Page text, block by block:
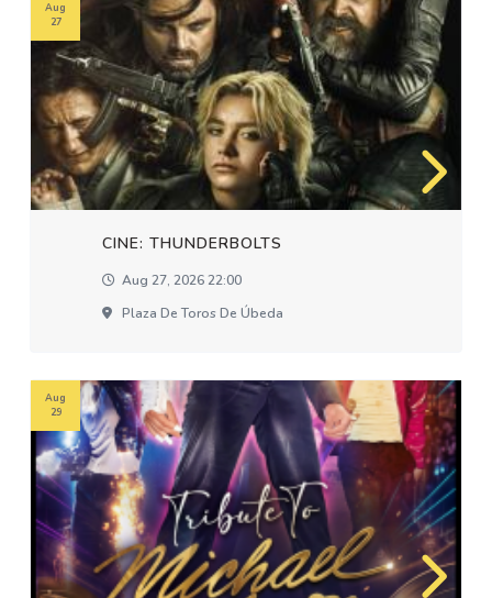
CINE: THUNDERBOLTS
Aug 27, 2026 22:00
Plaza De Toros De Úbeda
Aug
27
Aug
29